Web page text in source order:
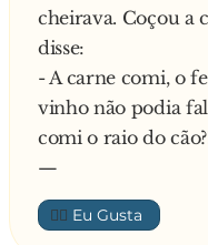
cheirava. Coçou a
disse:
- A carne comi, o
vinho não podia
comi o raio do
—
👍🏼